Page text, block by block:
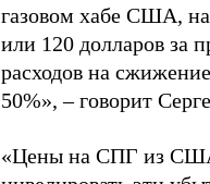
газовом хабе США,
или 120 долларов за
расходов на
50%», – говорит
«Цены на СПГ из